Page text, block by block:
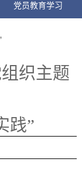
党员教育学习
织主题
践”